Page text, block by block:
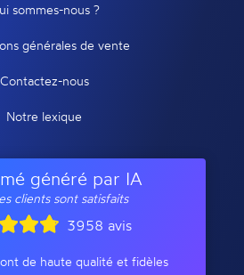
sommes-nous ?
générales de vente
Contactez-nous
Notre lexique
généré par IA
clients sont satisfaits
3958 avis
de haute qualité et fidèles